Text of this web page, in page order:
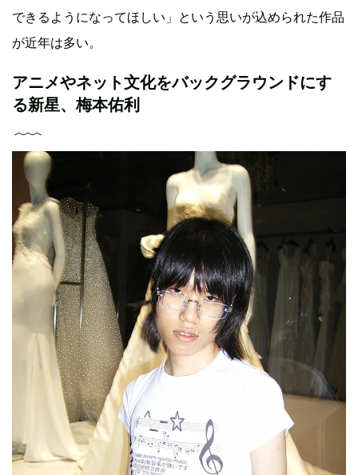
できるようになってほしい」という思いが込められた作品
が近年は多い。
アニメやネット文化をバックグラウンドにす
る新星、梅本佑利